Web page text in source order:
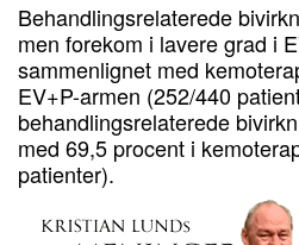
Behandlingsrelaterede
men forekom i lavere grad i
sammenlignet med
EV+P-armen (252/440
behandlingsrelaterede
med 69,5 procent i
patienter).